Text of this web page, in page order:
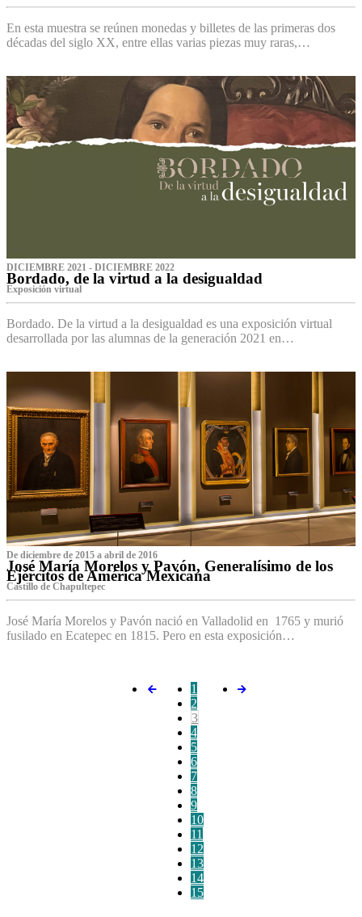
En esta muestra se reúnen monedas y billetes de las primeras dos
décadas del siglo XX, entre ellas varias piezas muy raras,…
DICIEMBRE 2021 - DICIEMBRE 2022
Bordado, de la virtud a la desigualdad
Exposición virtual‌
Bordado. De la virtud a la desigualdad es una exposición virtual
desarrollada por las alumnas de la generación 2021 en…
De diciembre de 2015 a abril de 2016
José María Morelos y Pavón, Generalísimo de los
Ejércitos de América Mexicana
C‌astillo de Chapultepec
José María Morelos y Pavón nació en Valladolid en 1765 y murió
fusilado en Ecatepec en 1815. Pero en esta exposición…
1
2
3
4
5
6
7
8
9
10
11
12
13
14
15